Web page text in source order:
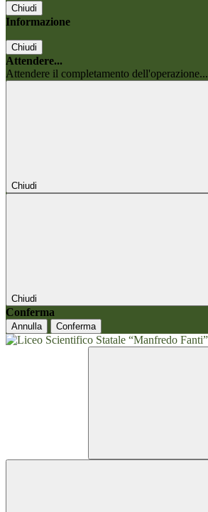
Chiudi
Informazione
Chiudi
Attendere...
Attendere il completamento dell'operazione...
Chiudi
Chiudi
Conferma
Annulla Conferma